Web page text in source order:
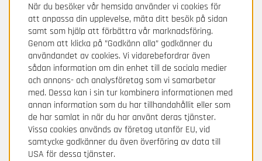
När du besöker vår hemsida använder vi cookies för
att anpassa din upplevelse, mäta ditt besök på sidan
samt som hjälp att förbättra vår marknadsföring.
Genom att klicka på ”Godkänn alla” godkänner du
användandet av cookies. Vi vidarebefordrar även
sådan information om din enhet till de sociala medier
och annons- och analysföretag som vi samarbetar
med. Dessa kan i sin tur kombinera informationen med
annan information som du har tillhandahållit eller som
de har samlat in när du har använt deras tjänster.
Vissa cookies används av företag utanför EU, vid
samtycke godkänner du även överföring av data till
USA för dessa tjänster.